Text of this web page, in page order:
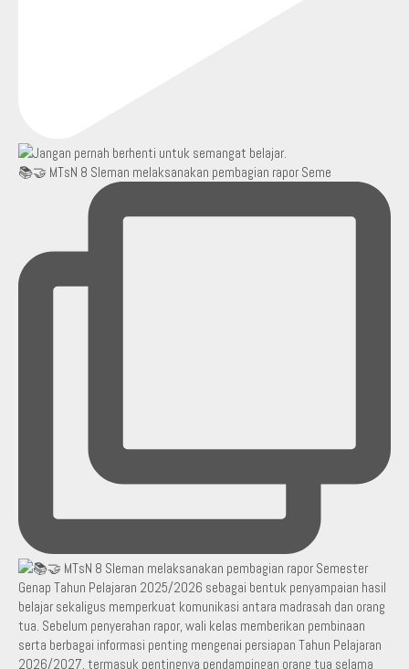
📚🤝 MTsN 8 Sleman melaksanakan pembagian rapor Seme